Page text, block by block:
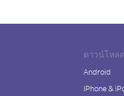
ดาวน์โหลด
Android
iPhone &